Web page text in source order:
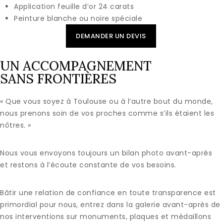
Application feuille d’or 24 carats
Peinture blanche ou noire spéciale
DEMANDER UN DEVIS
UN ACCOMPAGNEMENT
SANS FRONTIÈRES
« Que vous soyez à Toulouse ou à l’autre bout du monde,
nous prenons soin de vos proches comme s’ils étaient les
nôtres. »
Nous vous envoyons toujours un bilan photo avant-après
et restons à l’écoute constante de vos besoins.
Bâtir une relation de confiance en toute transparence est
primordial pour nous, entrez dans la galerie avant-après de
nos interventions sur monuments, plaques et médaillons